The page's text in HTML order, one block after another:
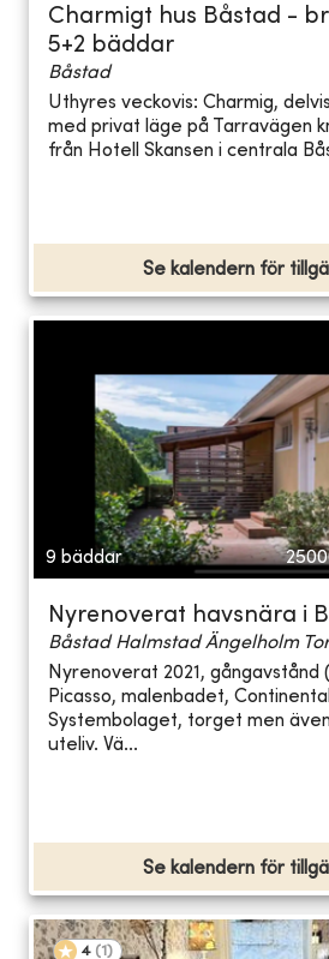
Charmigt hus Båstad -
5+2 bäddar
Båstad
Uthyres veckovis: Charmig,
med privat läge på Tarravägen
från Hotell Skansen i centrala
Se kalendern för
9 bäddar
Nyrenoverat havsnära i
Båstad Halmstad Ängelholm
Nyrenoverat 2021, gångavstånd
Picasso, malenbadet,
Systembolaget, torget men
uteliv. Vä...
Se kalendern för
4 (1 )